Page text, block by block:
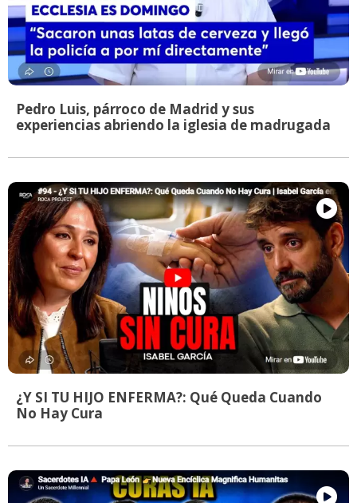
Pedro Luis, párroco de Madrid y sus
experiencias abriendo la iglesia de madrugada
¿Y SI TU HIJO ENFERMA?: Qué Queda Cuando
No Hay Cura